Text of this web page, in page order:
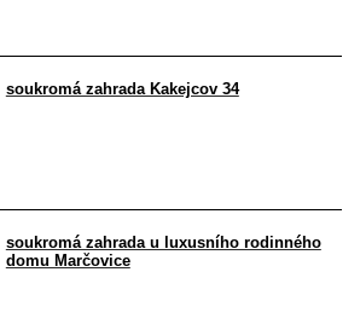
soukromá zahrada Kakejcov 34
soukromá zahrada u luxusního rodinného
domu Marčovice